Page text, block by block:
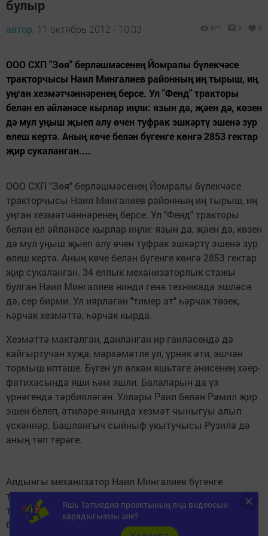
булыр
автор, 11 октябрь 2012 - 10:03 871 0 0
ООО СХП "Зөя" берләшмәсенең Йомралы бүлекчәсе
тракторчысы Наил Мингалиев районның иң тырыш, иң
уңган хезмәтчәннәренең берсе. Ул "Фенд" тракторы
белән ел әйләнәсе кырлар иңли: язын да, җәен дә, көзен
дә мул уңыш җыеп алу өчен туфрак эшкәртү эшенә зур
өлеш кертә. Аның көче белән бүгенге көнгә 2853 гектар
җир сукаланган....
ООО СХП "Зөя" берләшмәсенең Йомралы бүлекчәсе
тракторчысы Наил Мингалиев районның иң тырыш, иң
уңган хезмәтчәннәренең берсе. Ул "Фенд" тракторы
белән ел әйләнәсе кырлар иңли: язын да, җәен дә, көзен
дә мул уңыш җыеп алу өчен туфрак эшкәртү эшенә зур
өлеш кертә. Аның көче белән бүгенге көнгә 2853 гектар
җир сукаланган. 34 еллык механизаторлык стажы
булган Наил Мингалиев нинди генә техникада эшләсә
дә, сер бирми. Ул иярләгән "тимер ат" һәрчак төзек,
һәрчак хезмәттә, һәрчак кырда.
Хезмәттә макталган, данланган ир гаиләсендә дә
кайгыртучан хуҗа, мәрхәмәтле ул, үрнәк әти, эшчән
тормыш иптәше. Бүген ул өлкән яшьтәге әнисенең хәер-
фатихасында яши һәм эшли. Балаларын да үз
үрнәгендә тәрбияләгән. Уллары Раил белән Рамил җир
эшен белеп, әтиләре янында хезмәт чыныгуы алып
үскәннәр. Башлангыч сыйныф укытучысы Рузилә дә
аның төп терәге.
Алдынгы механизатор Наил Мингалиев бүгенге
тормышыннан канәгать. "Хезмәтне бәялиләр,
тырышлыкны күрәләр, хезмәт хакларын алып
барабыз", - ди ул. Эшле кеше - ашлы кеше дип юкка
Яшь Татмедиа проектының яңа видеосын
карадыгызмы әле?